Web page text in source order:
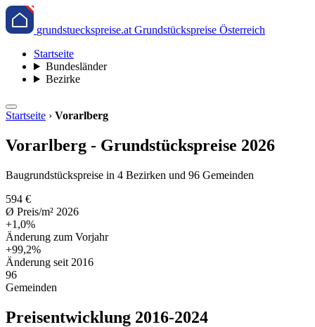
grundstueckspreise.at Grundstückspreise Österreich
Startseite
Bundesländer
Bezirke
Startseite › Vorarlberg
Vorarlberg - Grundstückspreise 2026
Baugrundstückspreise in 4 Bezirken und 96 Gemeinden
594 €
Ø Preis/m² 2026
+1,0%
Änderung zum Vorjahr
+99,2%
Änderung seit 2016
96
Gemeinden
Preisentwicklung 2016-2024